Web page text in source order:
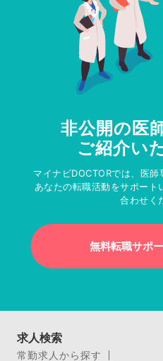
非公開の医
ご紹介い
マイナビDOCTORでは、医
あなたの転職活動をサポー
合わせく
無料転職サポ
求人検索
常勤求人から探す